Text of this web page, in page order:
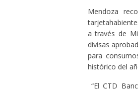
Mendoza
a través de
divisas
para
histórico del
“El CTD